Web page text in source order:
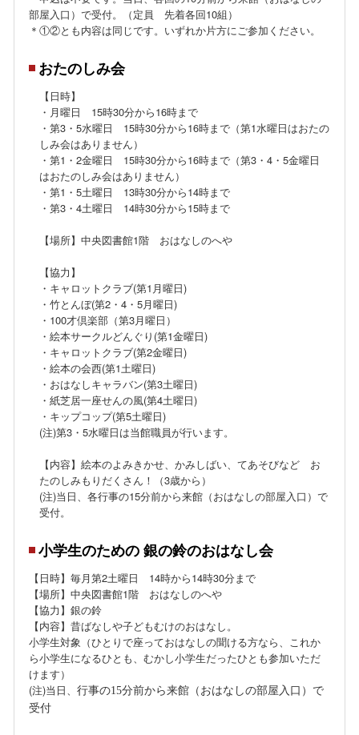
部屋入口）で受付。（定員 先着各回10組）
＊①②とも内容は同じです。いずれか片方にご参加ください。
おたのしみ会
【日時】
・月曜日 15時30分から16時まで
・ 第3・5水曜日 15時30分から16時まで（第1水曜日はおたの
しみ会はありません）
・ 第1・2金曜日 15時30分から16時まで（第3・4・5金曜日
はおたのしみ会はありません）
・ 第1・5土曜日 13時30分から14時まで
・第3・4土曜日 14時30分から15時まで
【場所】中央図書館1階 おはなしのへや
【協力】
・キャロットクラブ(第1月曜日)
・竹とんぼ(第2・4・5月曜日)
・100才倶楽部（第3月曜日）
・絵本サークルどんぐり(第1金曜日)
・キャロットクラブ(第2金曜日)
・絵本の会西(第1土曜日)
・おはなしキャラバン(第3土曜日)
・紙芝居一座せんの風(第4土曜日)
・キップコップ(第5土曜日)
(注)第3・5水曜日は当館職員が行います。
【内容】絵本のよみきかせ、かみしばい、てあそびなど お
たのしみもりだくさん！（3歳から）
(注)当日、 各行事の15分前から来館（おはなしの部屋入口）で
受付。
小学生のための 銀の鈴のおはなし会
【日時】毎月第2土曜日 14時から14時30分 まで
【場所】中央図書館1階 おはなしのへや
【協力】銀の鈴
【内容】昔ばなしや子どもむけのおはなし。
小学生対象（ひとりで座っておはなしの聞ける方なら、これか
ら小学生になるひとも、むかし小学生だったひとも参加いただ
けます）
(注)当日、 行事の15分前から来館（おはなしの部屋入口）で
受付